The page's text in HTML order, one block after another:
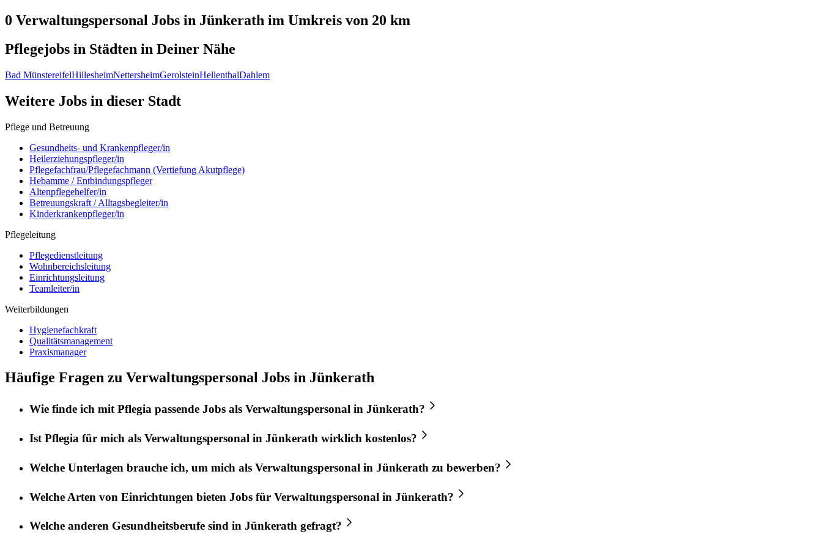
0 Verwaltungspersonal Jobs in Jünkerath im Umkreis von 20 km
Pflegejobs in Städten in Deiner Nähe
Bad MünstereifelHillesheimNettersheimGerolsteinHellenthalDahlem
Weitere Jobs in dieser Stadt
Pflege und Betreuung
Gesundheits- und Krankenpfleger/in
Heilerziehungspfleger/in
Pflegefachfrau/Pflegefachmann (Vertiefung Akutpflege)
Hebamme / Entbindungspfleger
Altenpflegehelfer/in
Betreuungskraft / Alltagsbegleiter/in
Kinderkrankenpfleger/in
Pflegeleitung
Pflegedienstleitung
Wohnbereichsleitung
Einrichtungsleitung
Teamleiter/in
Weiterbildungen
Hygienefachkraft
Qualitätsmanagement
Praxismanager
Häufige Fragen zu Verwaltungspersonal Jobs in Jünkerath
Wie finde ich mitPflegia passende Jobs als Verwaltungspersonal in Jünkerath?
Ist Pflegia für mich als Verwaltungspersonal in Jünkerath wirklich kostenlos?
Welche Unterlagen brauche ich, um mich als Verwaltungspersonal in Jünkerath zu bewerben?
Welche Arten von Einrichtungen bieten Jobs für Verwaltungspersonal in Jünkerath?
Welche anderen Gesundheitsberufe sind in Jünkerath gefragt?